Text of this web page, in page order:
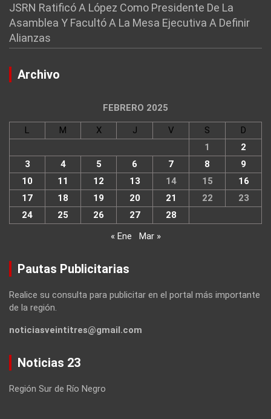
JSRN Ratificó A López Como Presidente De La
Asamblea Y Facultó A La Mesa Ejecutiva A Definir
Alianzas
Archivo
FEBRERO 2025
L M X J V S
D
1
2
3
4 5 6 7 8
9
10
11 12 13 14 15
16
17
18 19 20 21 22
23
24
25 26 27
28
« Ene
Mar »
Pautas Publicitarias
Realice su consulta para publicitar en el portal más importante
de la región.
noticiasveintitres@gmail.com
Noticias 23
Región Sur de Río Negro